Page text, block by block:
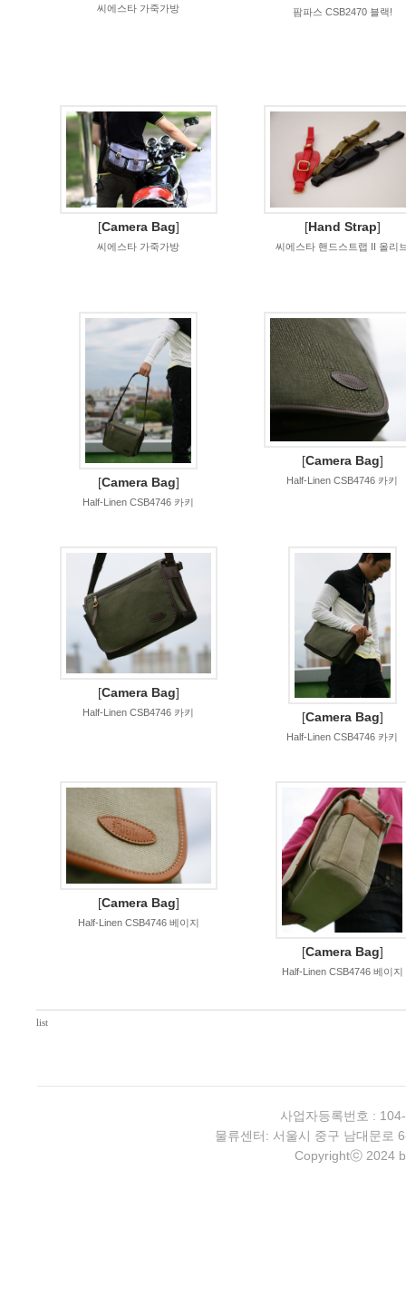
씨에스타 가죽가방 팜파스 CSB2470 블랙!
[Camera Bag]
씨에스타 가죽가방
[Hand Strap]
씨에스타 핸드스트랩 II 올리
[Camera Bag]
Half-Linen CSB4746 카키
[Camera Bag]
Half-Linen CSB4746 카키
[Camera Bag]
Half-Linen CSB4746 카키 [Camera Bag]
Half-Linen CSB4746 카키
[Camera Bag]
Half-Linen CSB4746 베이지
[Camera Bag]
Half-Linen CSB4746 베이지
list
사업자등록번호 :
물류센터: 서울시 중구 남대문로
Copyrightⓒ 2024